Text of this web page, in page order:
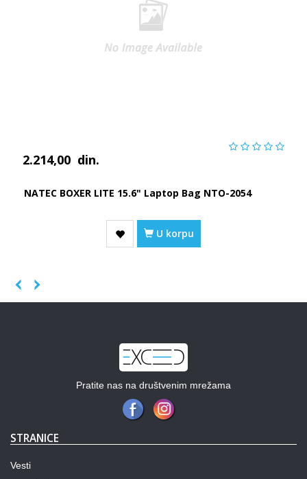
2.214,00 din.
NATEC BOXER LITE 15.6" Laptop Bag NTO-2054
U korpu
Pratite nas na društvenim mrežama
STRANICE
Vesti